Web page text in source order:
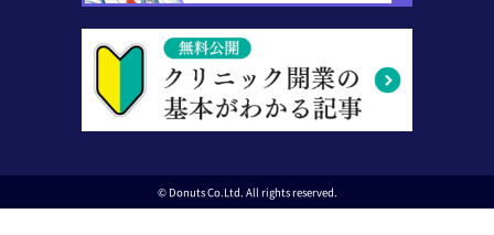
© Donuts Co.Ltd. All rights reserved.